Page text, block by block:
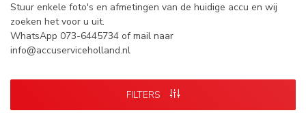
Stuur enkele foto's en afmetingen van de huidige accu en wij
zoeken het voor u uit.
WhatsApp 073-6445734 of mail naar
info@accuserviceholland.nl
FILTERS